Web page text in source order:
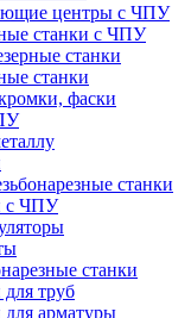
центры с ЧПУ
станки с ЧПУ
станки
станки
фаски
станки
с ЧПУ
станки
для труб
для арматуры